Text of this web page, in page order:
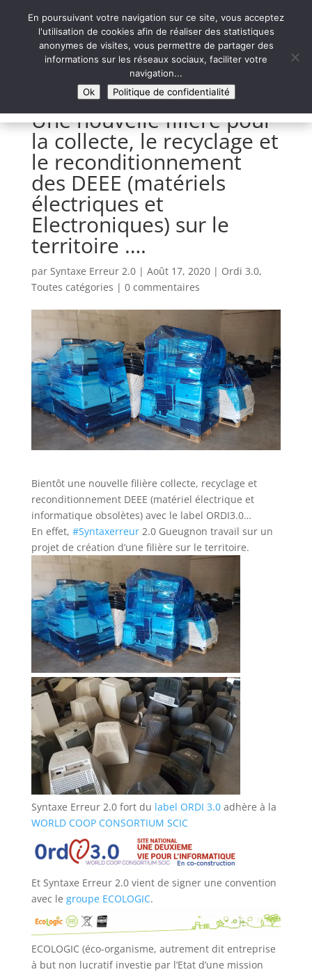
Syntaxe Erreur 2.0
LE NUMÉRIQUE SOLIDAIRE
Une nouvelle filière pour
la collecte, le recyclage et
le reconditionnement
des DEEE (matériels
électriques et
Electroniques) sur le
territoire ….
par Syntaxe Erreur 2.0| Août 17, 2020| Ordi 3.0,
Toutes catégories | 0 commentaires
Bientôt une nouvelle filière collecte, recyclage et
reconditionnement DEEE (matériel électrique et
informatique obsolètes) avec le label ORDI3.0…
En effet, #Syntaxerreur2.0 Gueugnon travail sur un
projet de création d’une filière sur le territoire.
Syntaxe Erreur 2.0 fort du label ORDI 3.0adhère à la
WORLD COOP CONSORTIUM SCIC
Et Syntaxe Erreur 2.0 vient de signer une convention
avec le groupe ECOLOGIC.
ECOLOGIC (éco-organisme, autrement dit entreprise
à but non lucratif investie par l’Etat d’une mission
En poursuivant votre navigation sur ce site, vous acceptez
l'utilisation de cookies afin de réaliser des statistiques
anonymes de visites, vous permettre de partager des
informations sur les réseaux sociaux, faciliter votre
navigation...
Ok
Politique de confidentialité